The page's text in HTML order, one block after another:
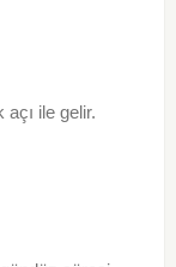
açı ile gelir.